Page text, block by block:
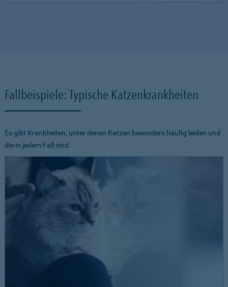
Fallbeispiele: Typische Katzenkrankheiten
Es gibt Krankheiten, unter denen Katzen besonders häufig leiden und
die in jedem Fall sind.